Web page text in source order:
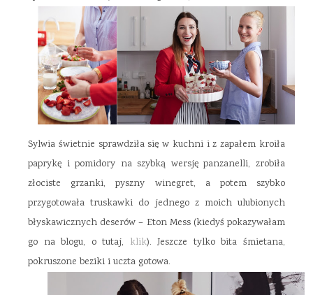
Sylwia świetnie sprawdziła się w kuchni i z zapałem kroiła
paprykę i pomidory na szybką wersję panzanelli, zrobiła
złociste grzanki, pyszny winegret, a potem szybko
przygotowała truskawki do jednego z moich ulubionych
błyskawicznych deserów – Eton Mess (kiedyś pokazywałam
go na blogu, o tutaj, klik). Jeszcze tylko bita śmietana,
pokruszone beziki i uczta gotowa.